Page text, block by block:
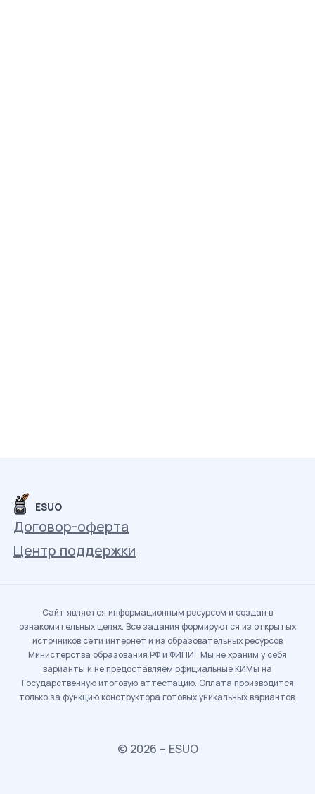
ESUO
Договор-оферта
Центр поддержки
Сайт является информационным ресурсом и создан в
ознакомительных целях. Все задания формируются из открытых
источников сети интернет и из образовательных ресурсов
Министерства образования РФ и ФИПИ. Мы не храним у себя
варианты и не предоставляем официальные КИМы на
Государственную итоговую аттестацию. Оплата производится
только за функцию конструктора готовых уникальных вариантов.
© 2026 – ESUO